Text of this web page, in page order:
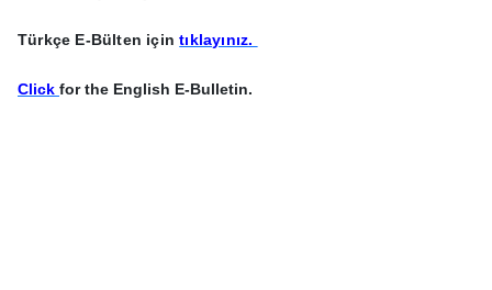
Türkçe E-Bülten için tıklayınız.
Click for the English E-Bulletin.